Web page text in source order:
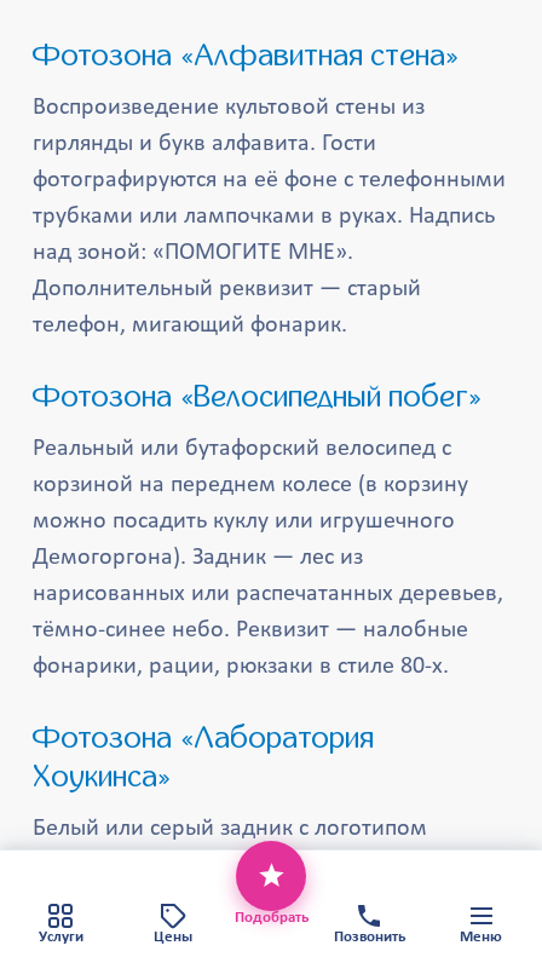
Фотозона «Алфавитная стена»
Воспроизведение культовой стены из
гирлянды и букв алфавита. Гости
фотографируются на её фоне с телефонными
трубками или лампочками в руках. Надпись
над зоной: «ПОМОГИТЕ МНЕ».
Дополнительный реквизит — старый
телефон, мигающий фонарик.
Фотозона «Велосипедный побег»
Реальный или бутафорский велосипед с
корзиной на переднем колесе (в корзину
можно посадить куклу или игрушечного
Демогоргона). Задник — лес из
нарисованных или распечатанных деревьев,
тёмно-синее небо. Реквизит — налобные
фонарики, рации, рюкзаки в стиле 80-х.
Фотозона «Лаборатория
Хоукинса»
Белый или серый задник с логотипом
«Hawkins National Laboratory». Реквизит —
белые халаты, папки с надписью
«Совершенно секретно», колбы с цветными
Этот веб-сайт использует файлы cookie,
чтобы обеспечить вам наилучший сервис.
Политика конфиденциальности
Карта сайта
Хорошо
Услуги Цены
Подобрать
Позвонить
Меню